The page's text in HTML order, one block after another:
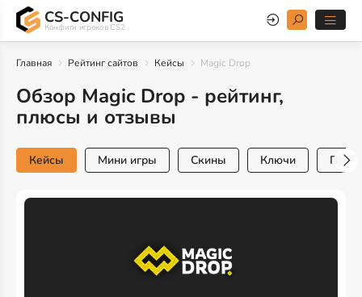
CS-CONFIG
Конфиги игроков CS2
Главная Рейтинг сайтов Кейсы Magic Drop
Обзор Magic Drop - рейтинг,
плюсы и отзывы
Кейсы Мини игры Скины Ключи